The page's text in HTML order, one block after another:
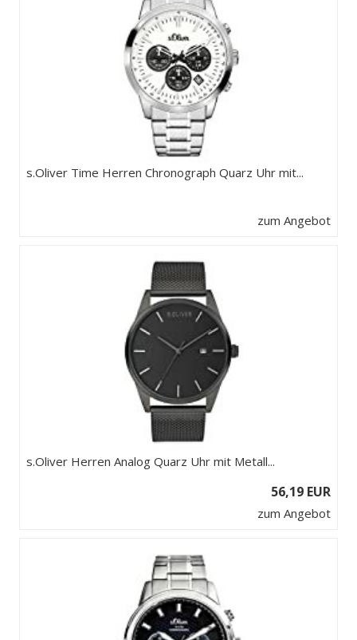
s.Oliver Time Herren Chronograph Quarz Uhr mit...
zum Angebot
s.Oliver Herren Analog Quarz Uhr mit Metall...
56,19 EUR
zum Angebot